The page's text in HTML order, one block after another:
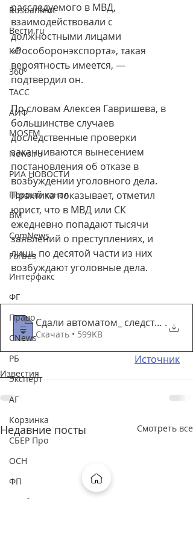
Rusbankrot
Вести.ru
КО
360°
ТАСС
АИФ
MOSFM
News.ru
РИА НОВОСТИ
Первый канал
ВМ
ComNews
Forbes
Интерфакс
ФГ
Право
CNews
РБ
Эксперт
АГ
Корзинка
СБЕР Про
ОСН
ФП
Рамблер
расследуемого в МВД,
взаимодействовали с
должностными лицами
«Рособоронэкспорта», такая
вероятность имеется, —
подтвердил он.
По словам Алексея Гавришева, в
большинстве случаев
доследственные проверки
заканчиваются вынесением
постановления об отказе в
возбуждении уголовного дела.
Практика показывает, отметил
юрист, что в МВД или СК
ежедневно попадают тысячи
заявлений о преступлениях, и
лишь по десятой части из них
возбуждают уголовные дела.
Сдали автоматом_ следствие
.
Скачать • 599KB
Источник
Известия
Недавние посты Смотреть все